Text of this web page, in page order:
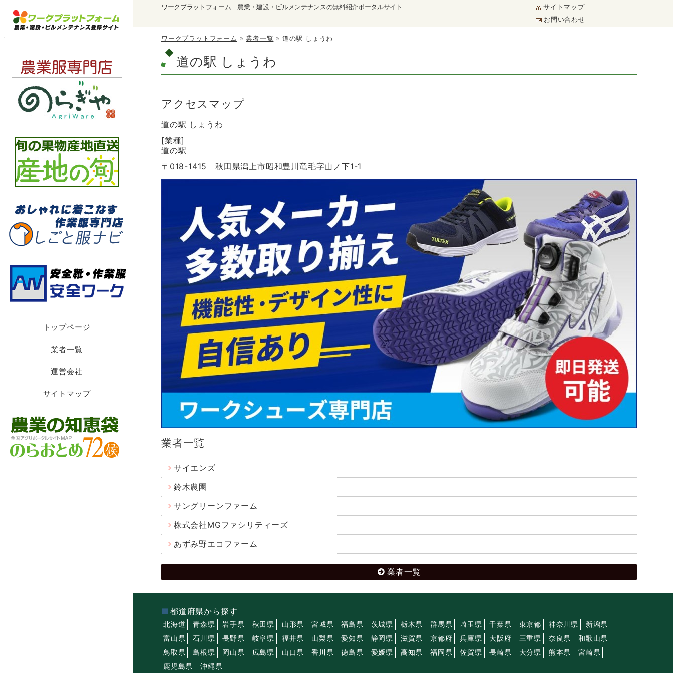
ワークプラットフォーム｜農業・建設・ビルメンテナンスの無料紹介ポータルサイト
サイトマップ
お問い合わせ
トップページ
業者一覧
運営会社
サイトマップ
ワークプラットフォーム »業者一覧 » 道の駅 しょうわ
道の駅 しょうわ
アクセスマップ
道の駅 しょうわ
[業種]
道の駅
〒018-1415 秋田県潟上市昭和豊川竜毛字山ノ下1-1
業者一覧
サイエンズ
鈴木農園
サングリーンファーム
株式会社MGファシリティーズ
あずみ野エコファーム
業者一覧
都道府県から探す
北海道 青森県 岩手県 秋田県 山形県 宮城県 福島県 茨城県 栃木県 群馬県 埼玉県 千葉県 東京都 神奈川県
新潟県
富山県
石川県 長野県 岐阜県 福井県 山梨県 愛知県 静岡県 滋賀県 京都府 兵庫県 大阪府 三重県 奈良県
和歌山県
鳥取県
島根県 岡山県 広島県 山口県 香川県 徳島県 愛媛県 高知県 福岡県 佐賀県 長崎県 大分県 熊本県
宮崎県
鹿児島県
沖縄県